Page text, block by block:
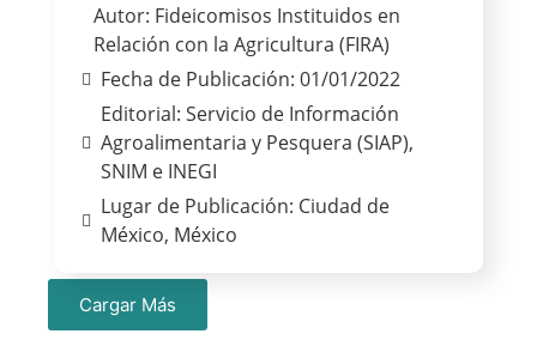
Autor: Fideicomisos Instituidos en
Relación con la Agricultura (FIRA)
Fecha de Publicación: 01/01/2022
Editorial: Servicio de Información
Agroalimentaria y Pesquera (SIAP),
SNIM e INEGI
Lugar de Publicación: Ciudad de
México, México
Cargar Más